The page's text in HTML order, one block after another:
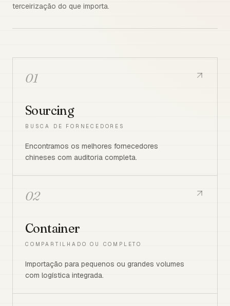
terceirização do que importa.
01
Sourcing
BUSCA DE FORNECEDORES
Encontramos os melhores fornecedores
chineses com auditoria completa.
02
Container
COMPARTILHADO OU COMPLETO
Importação para pequenos ou grandes volumes
com logística integrada.